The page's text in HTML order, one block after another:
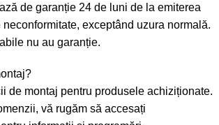
de garanție 24 de luni de la emiterea
exceptând uzura normală.
nu au garanție.
de montaj pentru produsele achiziționate.
vă rugăm să accesați